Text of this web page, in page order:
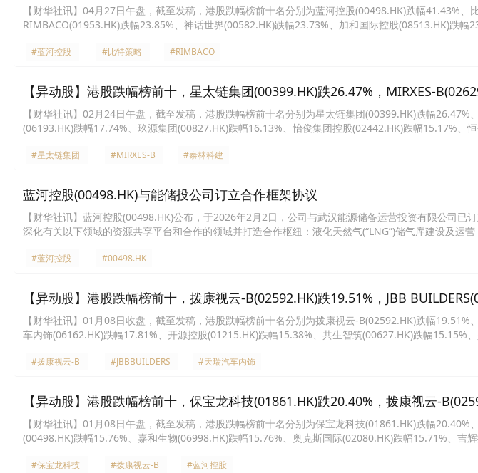
【财华社讯】04月27日午盘，截至发稿，港股跌幅榜前十名分别为蓝河控股(00498.HK)跌幅41.43%、
RIMBACO(01953.HK)跌幅23.85%、神话世界(00582.HK)跌幅23.73%、加和国际控股(08513.HK)跌幅
#蓝河控股 #比特策略 #RIMBACO
【异动股】港股跌幅榜前十，星太链集团(00399.HK)跌26.47%，MIRXES-
【财华社讯】02月24日午盘，截至发稿，港股跌幅榜前十名分别为星太链集团(00399.HK)跌幅26.47%
(06193.HK)跌幅17.74%、玖源集团(00827.HK)跌幅16.13%、怡俊集团控股(02442.HK)跌幅15.17%、
#星太链集团 #MIRXES-B #泰林科建
蓝河控股(00498.HK)与能储投公司订立合作框架协议
【财华社讯】蓝河控股(00498.HK)公布，于2026年2月2日，公司与武汉能源储备运营投资有限公司已
深化有关以下领域的资源共享平台和合作的领域并打造合作枢纽：液化天然气(“LNG”)储气库建设及运
#蓝河控股 #00498.HK
【异动股】港股跌幅榜前十，拨康视云-B(02592.HK)跌19.51%，JBB
【财华社讯】01月08日收盘，截至发稿，港股跌幅榜前十名分别为拨康视云-B(02592.HK)跌幅19.51%
车内饰(06162.HK)跌幅17.81%、开源控股(01215.HK)跌幅15.38%、共生智筑(00627.HK)跌幅15.15%
#拨康视云-B #JBBBUILDERS #天瑞汽车内饰
【异动股】港股跌幅榜前十，保宝龙科技(01861.HK)跌20.40%，拨康视云-
【财华社讯】01月08日午盘，截至发稿，港股跌幅榜前十名分别为保宝龙科技(01861.HK)跌幅
(00498.HK)跌幅15.76%、嘉和生物(06998.HK)跌幅15.76%、奥克斯国际(02080.HK)跌幅15.71%、吉
#保宝龙科技 #拨康视云-B #蓝河控股